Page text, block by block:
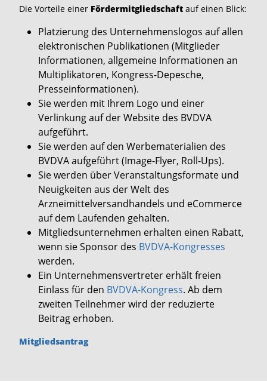
Die Vorteile einer Fördermitgliedschaft auf einen Blick:
Platzierung des Unternehmenslogos auf allen
elektronischen Publikationen (Mitglieder
Informationen, allgemeine Informationen an
Multiplikatoren, Kongress-Depesche,
Presseinformationen).
Sie werden mit Ihrem Logo und einer
Verlinkung auf der Website des BVDVA
aufgeführt.
Sie werden auf den Werbematerialien des
BVDVA aufgeführt (Image-Flyer, Roll-Ups).
Sie werden über Veranstaltungsformate und
Neuigkeiten aus der Welt des
Arzneimittelversandhandels und eCommerce
auf dem Laufenden gehalten.
Mitgliedsunternehmen erhalten einen Rabatt,
wenn sie Sponsor des BVDVA-Kongresses
werden.
Ein Unternehmensvertreter erhält freien
Einlass für den BVDVA-Kongress. Ab dem
zweiten Teilnehmer wird der reduzierte
Beitrag erhoben.
Mitgliedsantrag